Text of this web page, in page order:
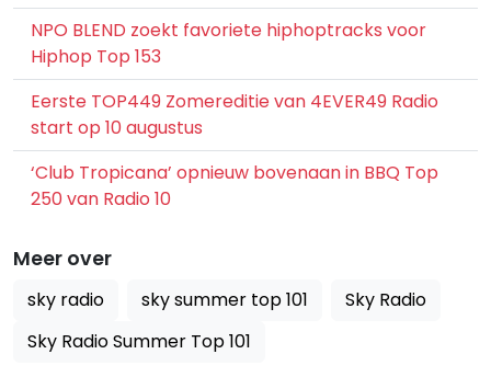
NPO BLEND zoekt favoriete hiphoptracks voor
Hiphop Top 153
Eerste TOP449 Zomereditie van 4EVER49 Radio
start op 10 augustus
‘Club Tropicana’ opnieuw bovenaan in BBQ Top
250 van Radio 10
Meer over
sky radio sky summer top 101
Sky Radio
Sky Radio Summer Top 101